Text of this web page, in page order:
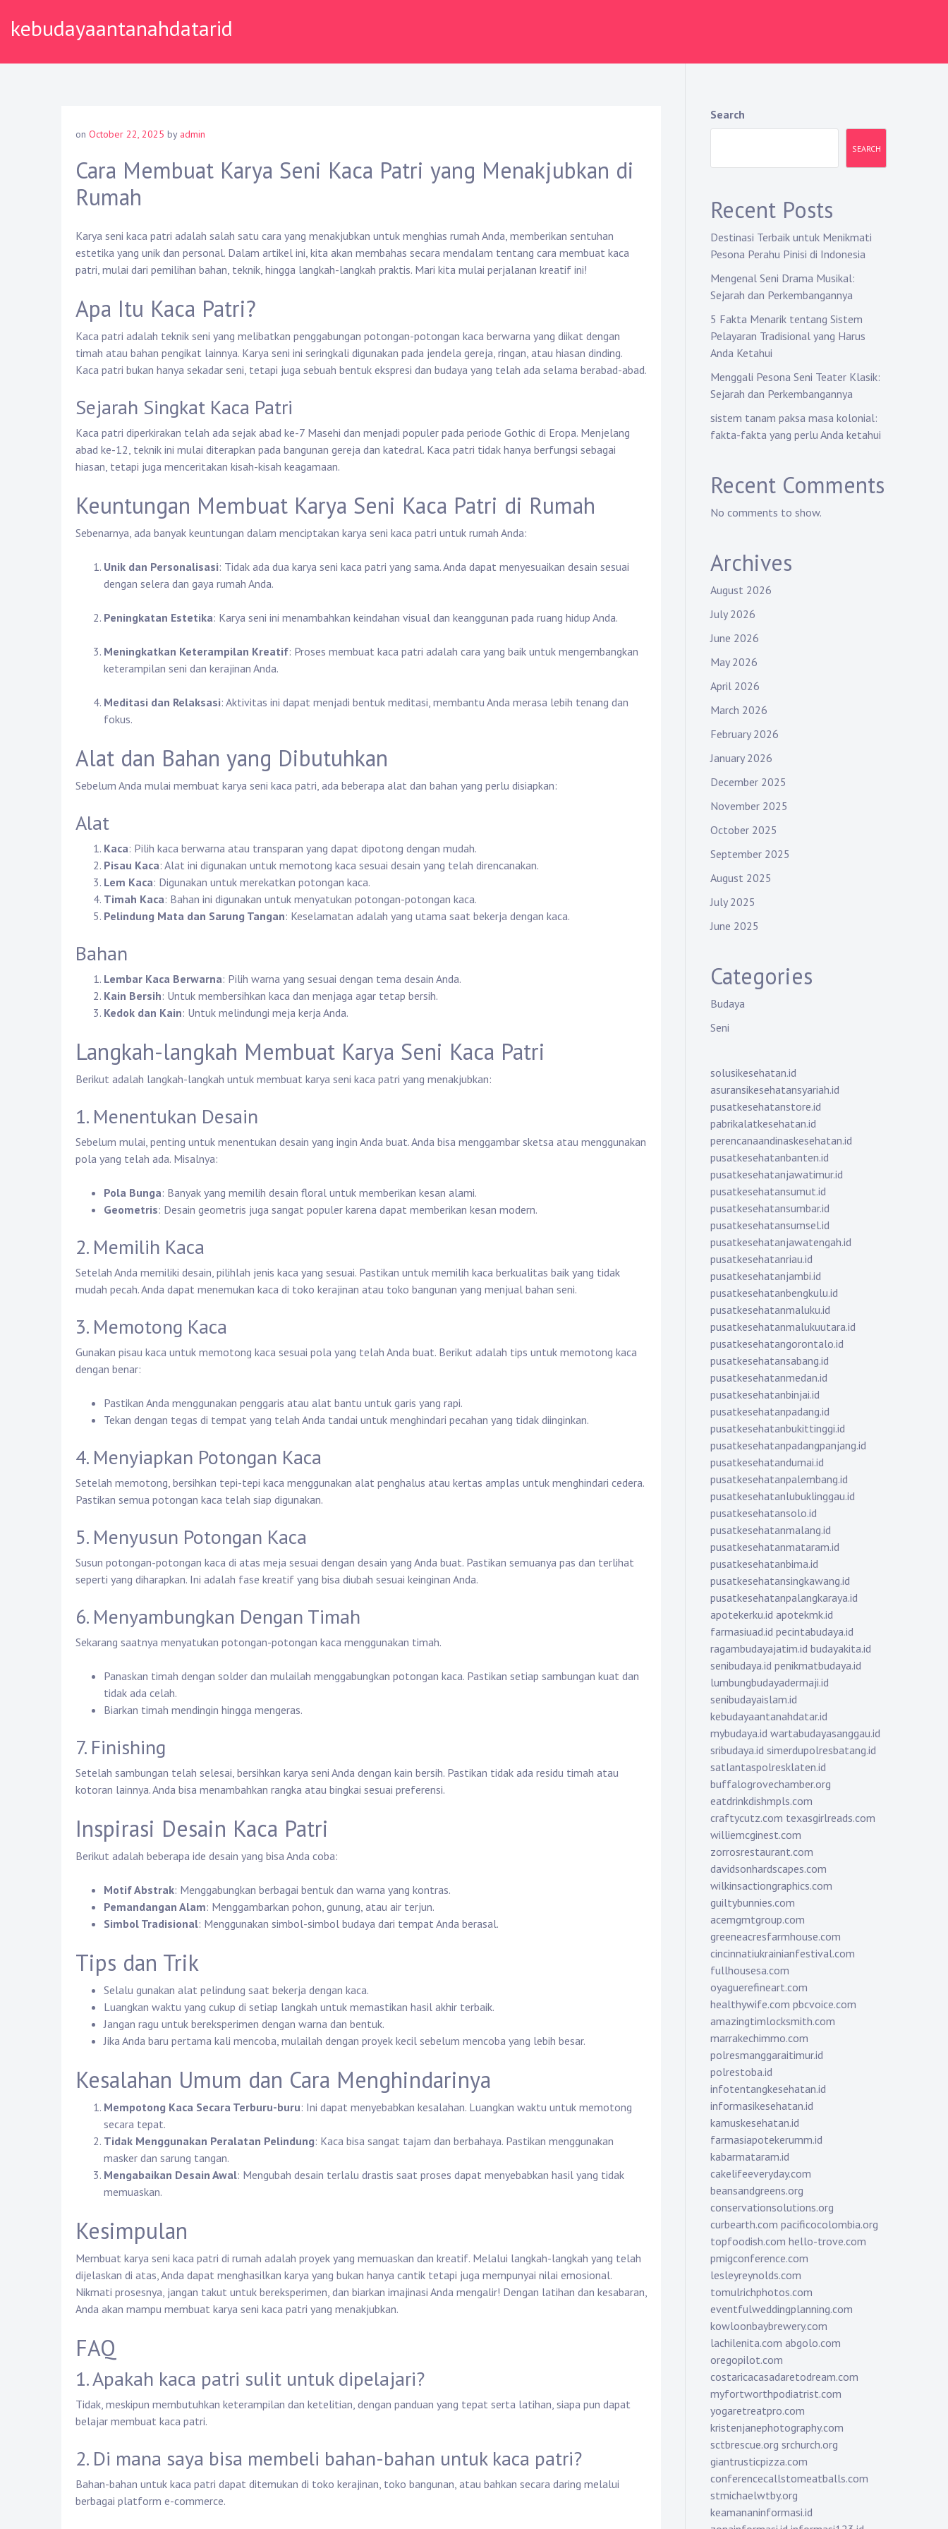
kebudayaantanahdatarid
on October 22, 2025 by admin
Cara Membuat Karya Seni Kaca Patri yang Menakjubkan di
Rumah
Karya seni kaca patri adalah salah satu cara yang menakjubkan untuk menghias rumah Anda, memberikan sentuhan
estetika yang unik dan personal. Dalam artikel ini, kita akan membahas secara mendalam tentang cara membuat kaca
patri, mulai dari pemilihan bahan, teknik, hingga langkah-langkah praktis. Mari kita mulai perjalanan kreatif ini!
Apa Itu Kaca Patri?
Kaca patri adalah teknik seni yang melibatkan penggabungan potongan-potongan kaca berwarna yang diikat dengan
timah atau bahan pengikat lainnya. Karya seni ini seringkali digunakan pada jendela gereja, ringan, atau hiasan dinding.
Kaca patri bukan hanya sekadar seni, tetapi juga sebuah bentuk ekspresi dan budaya yang telah ada selama berabad-abad.
Sejarah Singkat Kaca Patri
Kaca patri diperkirakan telah ada sejak abad ke-7 Masehi dan menjadi populer pada periode Gothic di Eropa. Menjelang
abad ke-12, teknik ini mulai diterapkan pada bangunan gereja dan katedral. Kaca patri tidak hanya berfungsi sebagai
hiasan, tetapi juga menceritakan kisah-kisah keagamaan.
Keuntungan Membuat Karya Seni Kaca Patri di Rumah
Sebenarnya, ada banyak keuntungan dalam menciptakan karya seni kaca patri untuk rumah Anda:
Unik dan Personalisasi: Tidak ada dua karya seni kaca patri yang sama. Anda dapat menyesuaikan desain sesuai
dengan selera dan gaya rumah Anda.
Peningkatan Estetika: Karya seni ini menambahkan keindahan visual dan keanggunan pada ruang hidup Anda.
Meningkatkan Keterampilan Kreatif: Proses membuat kaca patri adalah cara yang baik untuk mengembangkan
keterampilan seni dan kerajinan Anda.
Meditasi dan Relaksasi: Aktivitas ini dapat menjadi bentuk meditasi, membantu Anda merasa lebih tenang dan
fokus.
Alat dan Bahan yang Dibutuhkan
Sebelum Anda mulai membuat karya seni kaca patri, ada beberapa alat dan bahan yang perlu disiapkan:
Alat
Kaca: Pilih kaca berwarna atau transparan yang dapat dipotong dengan mudah.
Pisau Kaca: Alat ini digunakan untuk memotong kaca sesuai desain yang telah direncanakan.
Lem Kaca: Digunakan untuk merekatkan potongan kaca.
Timah Kaca: Bahan ini digunakan untuk menyatukan potongan-potongan kaca.
Pelindung Mata dan Sarung Tangan: Keselamatan adalah yang utama saat bekerja dengan kaca.
Bahan
Lembar Kaca Berwarna: Pilih warna yang sesuai dengan tema desain Anda.
Kain Bersih: Untuk membersihkan kaca dan menjaga agar tetap bersih.
Kedok dan Kain: Untuk melindungi meja kerja Anda.
Langkah-langkah Membuat Karya Seni Kaca Patri
Berikut adalah langkah-langkah untuk membuat karya seni kaca patri yang menakjubkan:
1. Menentukan Desain
Sebelum mulai, penting untuk menentukan desain yang ingin Anda buat. Anda bisa menggambar sketsa atau menggunakan
pola yang telah ada. Misalnya:
Pola Bunga: Banyak yang memilih desain floral untuk memberikan kesan alami.
Geometris: Desain geometris juga sangat populer karena dapat memberikan kesan modern.
2. Memilih Kaca
Setelah Anda memiliki desain, pilihlah jenis kaca yang sesuai. Pastikan untuk memilih kaca berkualitas baik yang tidak
mudah pecah. Anda dapat menemukan kaca di toko kerajinan atau toko bangunan yang menjual bahan seni.
3. Memotong Kaca
Gunakan pisau kaca untuk memotong kaca sesuai pola yang telah Anda buat. Berikut adalah tips untuk memotong kaca
dengan benar:
Pastikan Anda menggunakan penggaris atau alat bantu untuk garis yang rapi.
Tekan dengan tegas di tempat yang telah Anda tandai untuk menghindari pecahan yang tidak diinginkan.
4. Menyiapkan Potongan Kaca
Setelah memotong, bersihkan tepi-tepi kaca menggunakan alat penghalus atau kertas amplas untuk menghindari cedera.
Pastikan semua potongan kaca telah siap digunakan.
5. Menyusun Potongan Kaca
Susun potongan-potongan kaca di atas meja sesuai dengan desain yang Anda buat. Pastikan semuanya pas dan terlihat
seperti yang diharapkan. Ini adalah fase kreatif yang bisa diubah sesuai keinginan Anda.
6. Menyambungkan Dengan Timah
Sekarang saatnya menyatukan potongan-potongan kaca menggunakan timah.
Panaskan timah dengan solder dan mulailah menggabungkan potongan kaca. Pastikan setiap sambungan kuat dan
tidak ada celah.
Biarkan timah mendingin hingga mengeras.
7. Finishing
Setelah sambungan telah selesai, bersihkan karya seni Anda dengan kain bersih. Pastikan tidak ada residu timah atau
kotoran lainnya. Anda bisa menambahkan rangka atau bingkai sesuai preferensi.
Inspirasi Desain Kaca Patri
Berikut adalah beberapa ide desain yang bisa Anda coba:
Motif Abstrak: Menggabungkan berbagai bentuk dan warna yang kontras.
Pemandangan Alam: Menggambarkan pohon, gunung, atau air terjun.
Simbol Tradisional: Menggunakan simbol-simbol budaya dari tempat Anda berasal.
Tips dan Trik
Selalu gunakan alat pelindung saat bekerja dengan kaca.
Luangkan waktu yang cukup di setiap langkah untuk memastikan hasil akhir terbaik.
Jangan ragu untuk bereksperimen dengan warna dan bentuk.
Jika Anda baru pertama kali mencoba, mulailah dengan proyek kecil sebelum mencoba yang lebih besar.
Kesalahan Umum dan Cara Menghindarinya
Mempotong Kaca Secara Terburu-buru: Ini dapat menyebabkan kesalahan. Luangkan waktu untuk memotong
secara tepat.
Tidak Menggunakan Peralatan Pelindung: Kaca bisa sangat tajam dan berbahaya. Pastikan menggunakan
masker dan sarung tangan.
Mengabaikan Desain Awal: Mengubah desain terlalu drastis saat proses dapat menyebabkan hasil yang tidak
memuaskan.
Kesimpulan
Membuat karya seni kaca patri di rumah adalah proyek yang memuaskan dan kreatif. Melalui langkah-langkah yang telah
dijelaskan di atas, Anda dapat menghasilkan karya yang bukan hanya cantik tetapi juga mempunyai nilai emosional.
Nikmati prosesnya, jangan takut untuk bereksperimen, dan biarkan imajinasi Anda mengalir! Dengan latihan dan kesabaran,
Anda akan mampu membuat karya seni kaca patri yang menakjubkan.
FAQ
1. Apakah kaca patri sulit untuk dipelajari?
Tidak, meskipun membutuhkan keterampilan dan ketelitian, dengan panduan yang tepat serta latihan, siapa pun dapat
belajar membuat kaca patri.
2. Di mana saya bisa membeli bahan-bahan untuk kaca patri?
Bahan-bahan untuk kaca patri dapat ditemukan di toko kerajinan, toko bangunan, atau bahkan secara daring melalui
berbagai platform e-commerce.
Search
SEARCH
Recent Posts
Destinasi Terbaik untuk Menikmati
Pesona Perahu Pinisi di Indonesia
Mengenal Seni Drama Musikal:
Sejarah dan Perkembangannya
5 Fakta Menarik tentang Sistem
Pelayaran Tradisional yang Harus
Anda Ketahui
Menggali Pesona Seni Teater Klasik:
Sejarah dan Perkembangannya
sistem tanam paksa masa kolonial:
fakta-fakta yang perlu Anda ketahui
Recent Comments
No comments to show.
Archives
August 2026
July 2026
June 2026
May 2026
April 2026
March 2026
February 2026
January 2026
December 2025
November 2025
October 2025
September 2025
August 2025
July 2025
June 2025
Categories
Budaya
Seni
solusikesehatan.id
asuransikesehatansyariah.id
pusatkesehatanstore.id
pabrikalatkesehatan.id
perencanaandinaskesehatan.id
pusatkesehatanbanten.id
pusatkesehatanjawatimur.id
pusatkesehatansumut.id
pusatkesehatansumbar.id
pusatkesehatansumsel.id
pusatkesehatanjawatengah.id
pusatkesehatanriau.id
pusatkesehatanjambi.id
pusatkesehatanbengkulu.id
pusatkesehatanmaluku.id
pusatkesehatanmalukuutara.id
pusatkesehatangorontalo.id
pusatkesehatansabang.id
pusatkesehatanmedan.id
pusatkesehatanbinjai.id
pusatkesehatanpadang.id
pusatkesehatanbukittinggi.id
pusatkesehatanpadangpanjang.id
pusatkesehatandumai.id
pusatkesehatanpalembang.id
pusatkesehatanlubuklinggau.id
pusatkesehatansolo.id
pusatkesehatanmalang.id
pusatkesehatanmataram.id
pusatkesehatanbima.id
pusatkesehatansingkawang.id
pusatkesehatanpalangkaraya.id
apotekerku.id apotekmk.id
farmasiuad.id pecintabudaya.id
ragambudayajatim.id budayakita.id
senibudaya.id penikmatbudaya.id
lumbungbudayadermaji.id
senibudayaislam.id
kebudayaantanahdatar.id
mybudaya.id wartabudayasanggau.id
sribudaya.id simerdupolresbatang.id
satlantaspolresklaten.id
buffalogrovechamber.org
eatdrinkdishmpls.com
craftycutz.com texasgirlreads.com
williemcginest.com
zorrosrestaurant.com
davidsonhardscapes.com
wilkinsactiongraphics.com
guiltybunnies.com
acemgmtgroup.com
greeneacresfarmhouse.com
cincinnatiukrainianfestival.com
fullhousesa.com
oyaguerefineart.com
healthywife.com pbcvoice.com
amazingtimlocksmith.com
marrakechimmo.com
polresmanggaraitimur.id
polrestoba.id
infotentangkesehatan.id
informasikesehatan.id
kamuskesehatan.id
farmasiapotekerumm.id
kabarmataram.id
cakelifeeveryday.com
beansandgreens.org
conservationsolutions.org
curbearth.com pacificocolombia.org
topfoodish.com hello-trove.com
pmigconference.com
lesleyreynolds.com
tomulrichphotos.com
eventfulweddingplanning.com
kowloonbaybrewery.com
lachilenita.com abgolo.com
oregopilot.com
costaricacasadaretodream.com
myfortworthpodiatrist.com
yogaretreatpro.com
kristenjanephotography.com
sctbrescue.org srchurch.org
giantrusticpizza.com
conferencecallstomeatballs.com
stmichaelwtby.org
keamananinformasi.id